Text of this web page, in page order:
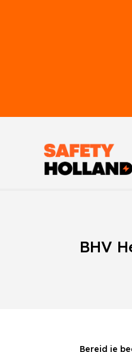
BHV
Bereid je